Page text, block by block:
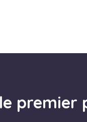
premier